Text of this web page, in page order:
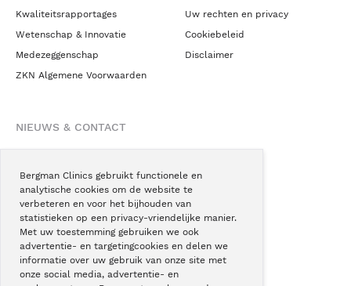
Bergman Clinics gebruikt functionele en
analytische cookies om de website te
verbeteren en voor het bijhouden van
statistieken op een privacy-vriendelijke manier.
Met uw toestemming gebruiken we ook
advertentie- en targetingcookies en delen we
informatie over uw gebruik van onze site met
onze social media, advertentie- en
Kwaliteitsrapportages
Wetenschap & Innovatie
Medezeggenschap
ZKN Algemene Voorwaarden
Uw rechten en privacy
Cookiebeleid
Disclaimer
NIEUWS & CONTACT
Blogs
Podcast
Pressroom
Instagram
Facebook
LinkedIn